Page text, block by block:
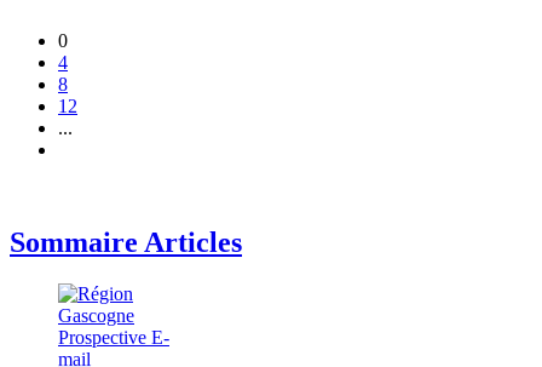
0
4
8
12
...
Sommaire Articles